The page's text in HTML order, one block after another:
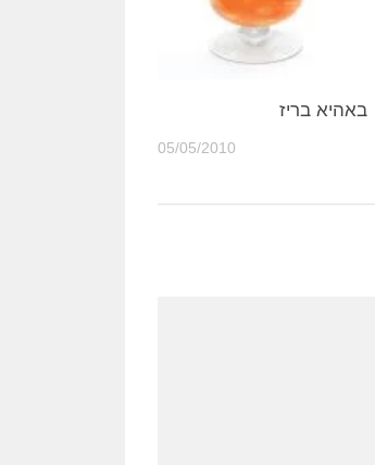
באהיא בריז
05/05/2010